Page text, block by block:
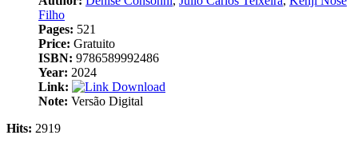
Filho
Pages: 521
Price: Gratuito
ISBN: 9786589992486
Year: 2024
Link:
Download
Note: Versão Digital
Hits: 2919